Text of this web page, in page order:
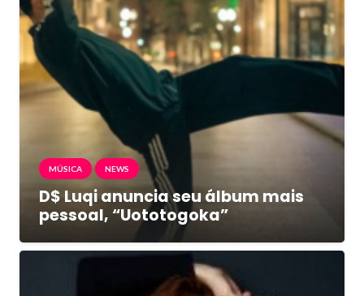
MÚSICA NEWS
D$ Luqi anuncia seu álbum mais
pessoal, “Uototogoka”